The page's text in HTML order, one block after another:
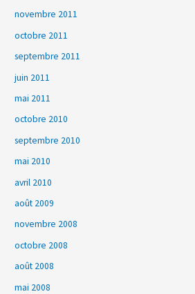
novembre 2011
octobre 2011
septembre 2011
juin 2011
mai 2011
octobre 2010
septembre 2010
mai 2010
avril 2010
août 2009
novembre 2008
octobre 2008
août 2008
mai 2008